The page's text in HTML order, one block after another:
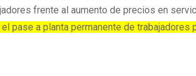
frente al aumento de precios en
pase a planta permanente de trabajadores